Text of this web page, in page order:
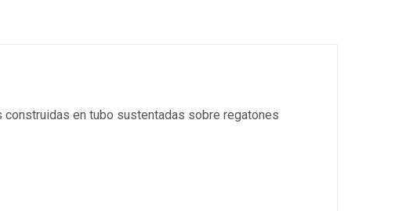
en tubo sustentadas sobre regatones